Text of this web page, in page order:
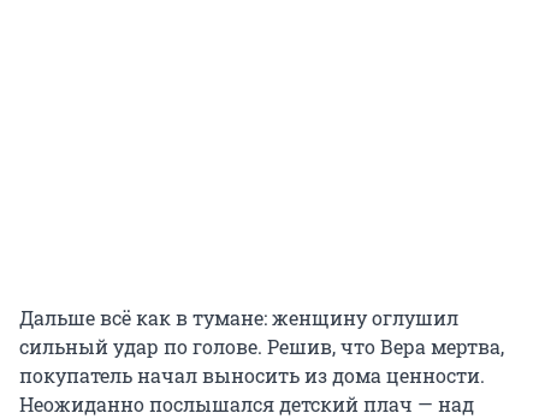
Дальше всё как в тумане: женщину оглушил
сильный удар по голове. Решив, что Вера мертва,
покупатель начал выносить из дома ценности.
Неожиданно послышался детский плач — над